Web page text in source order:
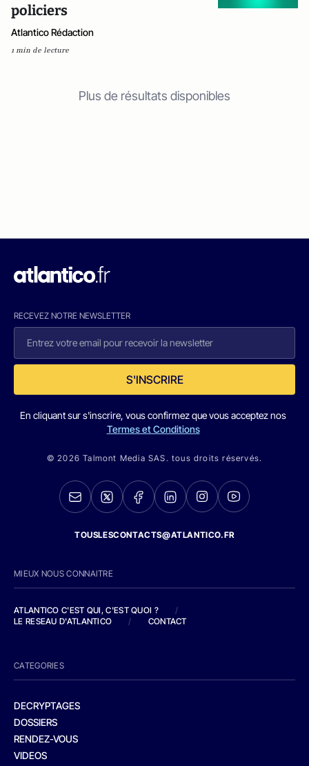
policiers
Atlantico Rédaction
1 min de lecture
Plus de résultats disponibles
RECEVEZ NOTRE NEWSLETTER
S'INSCRIRE
En cliquant sur s'inscrire, vous confirmez que vous acceptez nos
Termes et Conditions
© 2026 Talmont Media SAS. tous droits réservés.
TOUSLESCONTACTS@ATLANTICO.FR
MIEUX NOUS CONNAITRE
ATLANTICO C'EST QUI, C'EST QUOI ?
/
LE RESEAU D'ATLANTICO
/ CONTACT
CATEGORIES
DECRYPTAGES
DOSSIERS
RENDEZ-VOUS
VIDEOS